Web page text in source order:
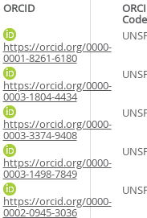
ORCID
Code
https://orcid.org/0000-
0001-8261-6180
https://orcid.org/0000-
0003-1804-4434
https://orcid.org/0000-
0003-3374-9408
https://orcid.org/0000-
0003-1498-7849
https://orcid.org/0000-
0002-0945-3036